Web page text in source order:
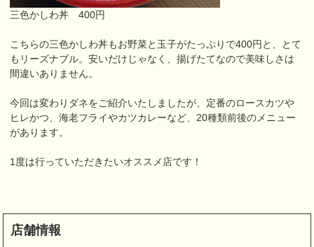
三色かしわ丼 400円
こちらの三色かしわ丼もお野菜と玉子がたっぷりで400円と、とて
もリーズナブル。安いだけじゃなく、揚げたてなので美味しさは
間違いありません。
今回は変わりダネをご紹介いたしましたが、定番のロースカツや
ヒレかつ、海老フライやカツカレーなど、20種類前後のメニュー
があります。
1度は行っていただきたいオススメ店です！
店舗情報